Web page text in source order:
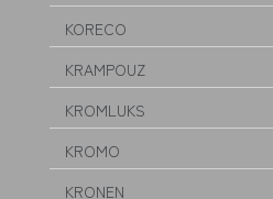
KORECO
KRAMPOUZ
KROMLUKS
KROMO
KRONEN